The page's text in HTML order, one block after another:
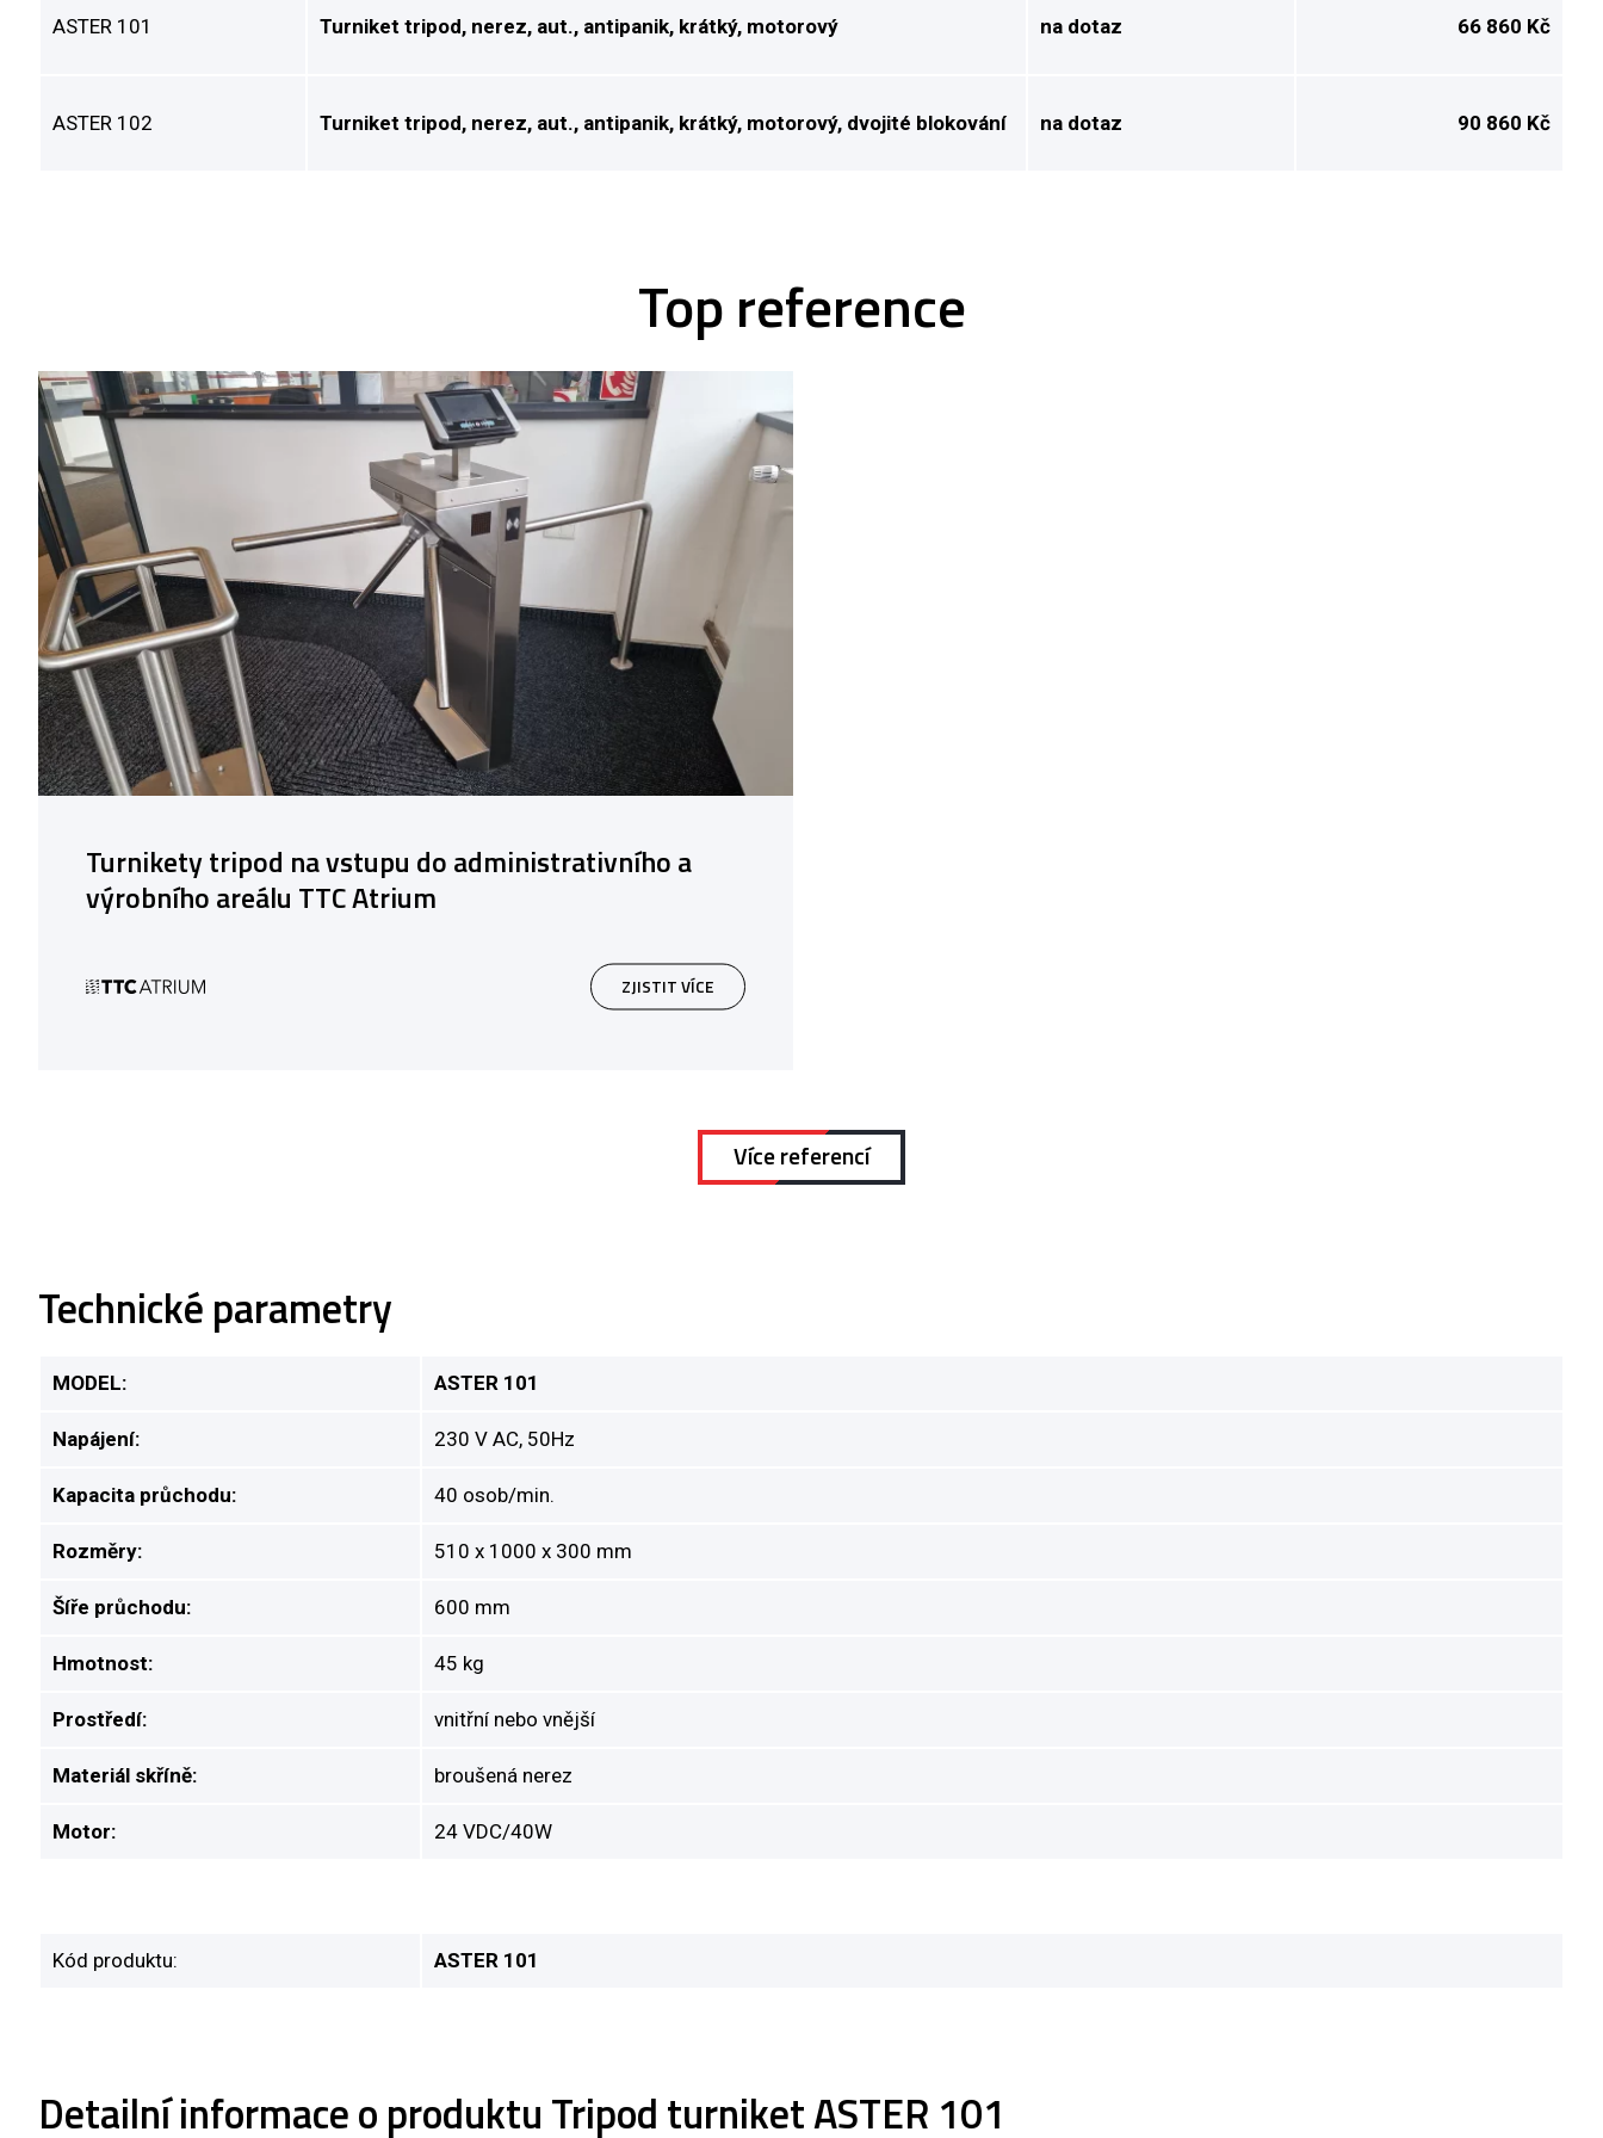
ASTER 101 Turniket tripod, nerez, aut., antipanik, krátký, motorový na dotaz 66 860 Kč
ASTER 102 Turniket tripod, nerez, aut., antipanik, krátký, motorový, dvojité blokování na dotaz 90 860 Kč
Top reference
Turnikety tripod na vstupu do administrativního a
výrobního areálu TTC Atrium
ZJISTIT VÍCE
Více referencí
Technické parametry
MODEL: ASTER 101
Napájení: 230 V AC, 50Hz
Kapacita průchodu: 40 osob/min.
Rozměry: 510 x 1000 x 300 mm
Šíře průchodu: 600 mm
Hmotnost: 45 kg
Prostředí: vnitřní nebo vnější
Materiál skříně: broušená nerez
Motor: 24 VDC/40W
Kód produktu: ASTER 101
Detailní informace o produktu Tripod turniket ASTER 101